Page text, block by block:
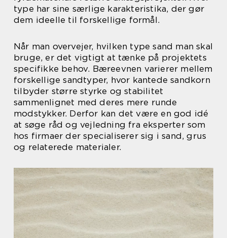
type har sine særlige karakteristika, der gør
dem ideelle til forskellige formål.
Når man overvejer, hvilken type sand man skal
bruge, er det vigtigt at tænke på projektets
specifikke behov. Bæreevnen varierer mellem
forskellige sandtyper, hvor kantede sandkorn
tilbyder større styrke og stabilitet
sammenlignet med deres mere runde
modstykker. Derfor kan det være en god idé
at søge råd og vejledning fra eksperter som
hos firmaer der specialiserer sig i sand, grus
og relaterede materialer.